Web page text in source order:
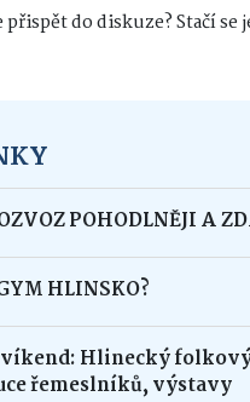
přispět do diskuze? Stačí se
POHODLNĚJI A
HLINSKO?
víkend: Hlinecký
řemeslníků, výstavy